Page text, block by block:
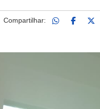
Compartilhar: